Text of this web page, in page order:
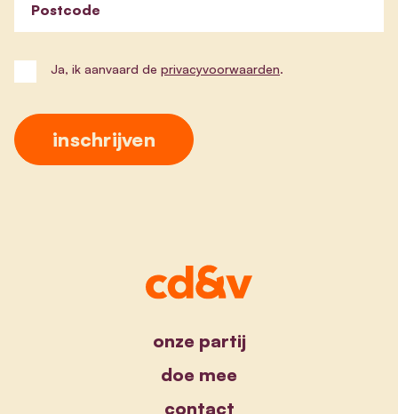
Postcode
Ja, ik aanvaard de privacyvoorwaarden.
onze partij
doe mee
contact